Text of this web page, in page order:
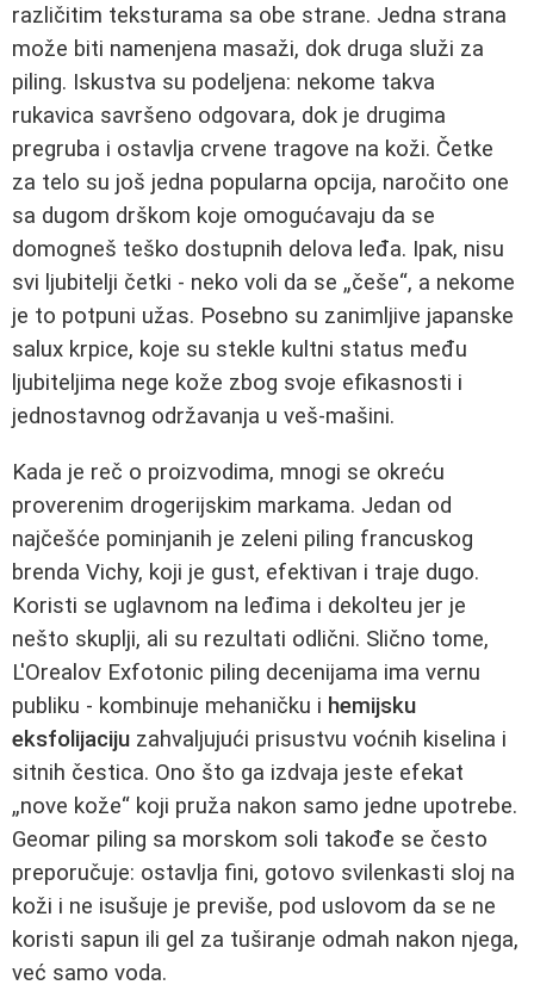
različitim teksturama sa obe strane. Jedna strana
može biti namenjena masaži, dok druga služi za
piling. Iskustva su podeljena: nekome takva
rukavica savršeno odgovara, dok je drugima
pregruba i ostavlja crvene tragove na koži. Četke
za telo su još jedna popularna opcija, naročito one
sa dugom drškom koje omogućavaju da se
domogneš teško dostupnih delova leđa. Ipak, nisu
svi ljubitelji četki - neko voli da se „češe“, a nekome
je to potpuni užas. Posebno su zanimljive japanske
salux krpice, koje su stekle kultni status među
ljubiteljima nege kože zbog svoje efikasnosti i
jednostavnog održavanja u veš-mašini.
Kada je reč o proizvodima, mnogi se okreću
proverenim drogerijskim markama. Jedan od
najčešće pominjanih je zeleni piling francuskog
brenda Vichy, koji je gust, efektivan i traje dugo.
Koristi se uglavnom na leđima i dekolteu jer je
nešto skuplji, ali su rezultati odlični. Slično tome,
L'Orealov Exfotonic piling decenijama ima vernu
publiku - kombinuje mehaničku i hemijsku
eksfolijaciju zahvaljujući prisustvu voćnih kiselina i
sitnih čestica. Ono što ga izdvaja jeste efekat
„nove kože“ koji pruža nakon samo jedne upotrebe.
Geomar piling sa morskom soli takođe se često
preporučuje: ostavlja fini, gotovo svilenkasti sloj na
koži i ne isušuje je previše, pod uslovom da se ne
koristi sapun ili gel za tuširanje odmah nakon njega,
već samo voda.